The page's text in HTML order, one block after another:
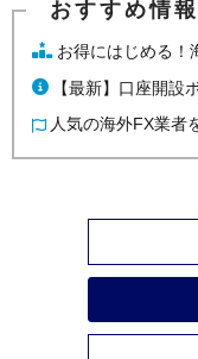
お得にはじめる！
【最新】口座開設
人気の海外FX業者